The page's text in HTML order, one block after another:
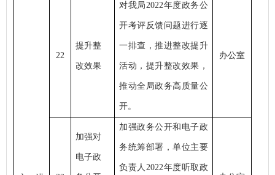
22
提升整
改效果
对我局2022年度政务公
开考评反馈问题进行逐
一排查，推进整改提升
活动，提升整改效果，
推动全局政务高质量公
开。
办公室
加强对
电子政
加强政务公开和电子政
务统筹部署，单位主要
负责人 2022年度听取政